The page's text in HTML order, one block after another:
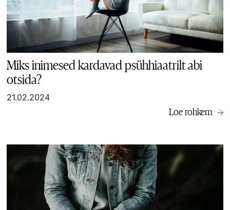
Miks inimesed kardavad psühhiaatrilt abi
otsida?
21.02.2024
Loe rohkem